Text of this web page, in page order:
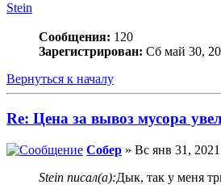
Stein
Сообщения: 120
Зарегистрирован: Сб май 30,
Вернуться к началу
Re: Цена за вывоз мусора
Собер » Вс янв 31,
Stein писал(а):Дык, так у меня